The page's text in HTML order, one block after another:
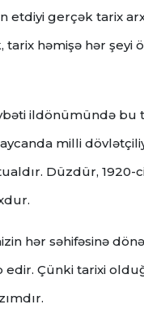
etdiyi gerçək tarix
tarix həmişə hər
ildönümündə bu
milli
Düzdür,
hər səhifəsinə
edir. Çünki tarixi